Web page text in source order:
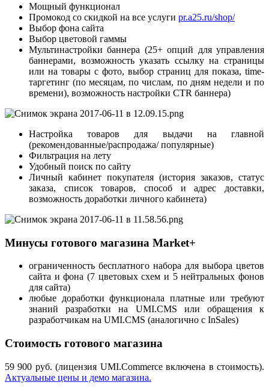
Мощный функционал
Промокод со скидкой на все услуги pr.a25.ru/shop/
Выбор фона сайта
Выбор цветовой гаммы
Мультинастройки баннера (25+ опций для управления
баннерами, возможность указать ссылку на страницы
или на товары с фото, выбор страниц для показа, time-
таргетинг (по месяцам, по числам, по дням недели и по
времени), возможность настройки CTR баннера)
Настройка товаров для выдачи на главной
(рекомендованные/распродажа/ популярные)
Фильтрация на лету
Удобный поиск по сайту
Личный кабинет покупателя (история заказов, статус
заказа, список товаров, способ и адрес доставки,
возможность доработки личного кабинета)
Минусы готового магазина Market+
ограниченность бесплатного набора для выбора цветов
сайта и фона (7 цветовых схем и 5 нейтральных фонов
для сайта)
любые доработки функционала платные или требуют
знаний разработки на UMI.CMS или обращения к
разработчикам на UMI.CMS (аналогично с InSales)
Стоимость готового магазина
59 900 руб. (лицензия UMI.Commerce включена в стоимость).
Актуальные цены и демо магазина.